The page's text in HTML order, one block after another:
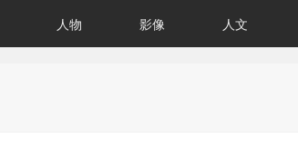
人物 影像 人文